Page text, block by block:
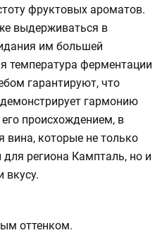
фруктовых ароматов.
выдерживаться в
им большей
температура ферментации
гарантируют, что
гармонию
происхождением, в
вина, которые не только
региона Кампталь, но и
вкусу.
оттенком.